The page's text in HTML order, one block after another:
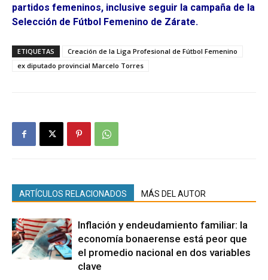
partidos femeninos, inclusive seguir la campaña de la
Selección de Fútbol Femenino de Zárate.
ETIQUETAS
Creación de la Liga Profesional de Fútbol Femenino
ex diputado provincial Marcelo Torres
ARTÍCULOS RELACIONADOS MÁS DEL AUTOR
Inflación y endeudamiento familiar: la
economía bonaerense está peor que
el promedio nacional en dos variables
clave